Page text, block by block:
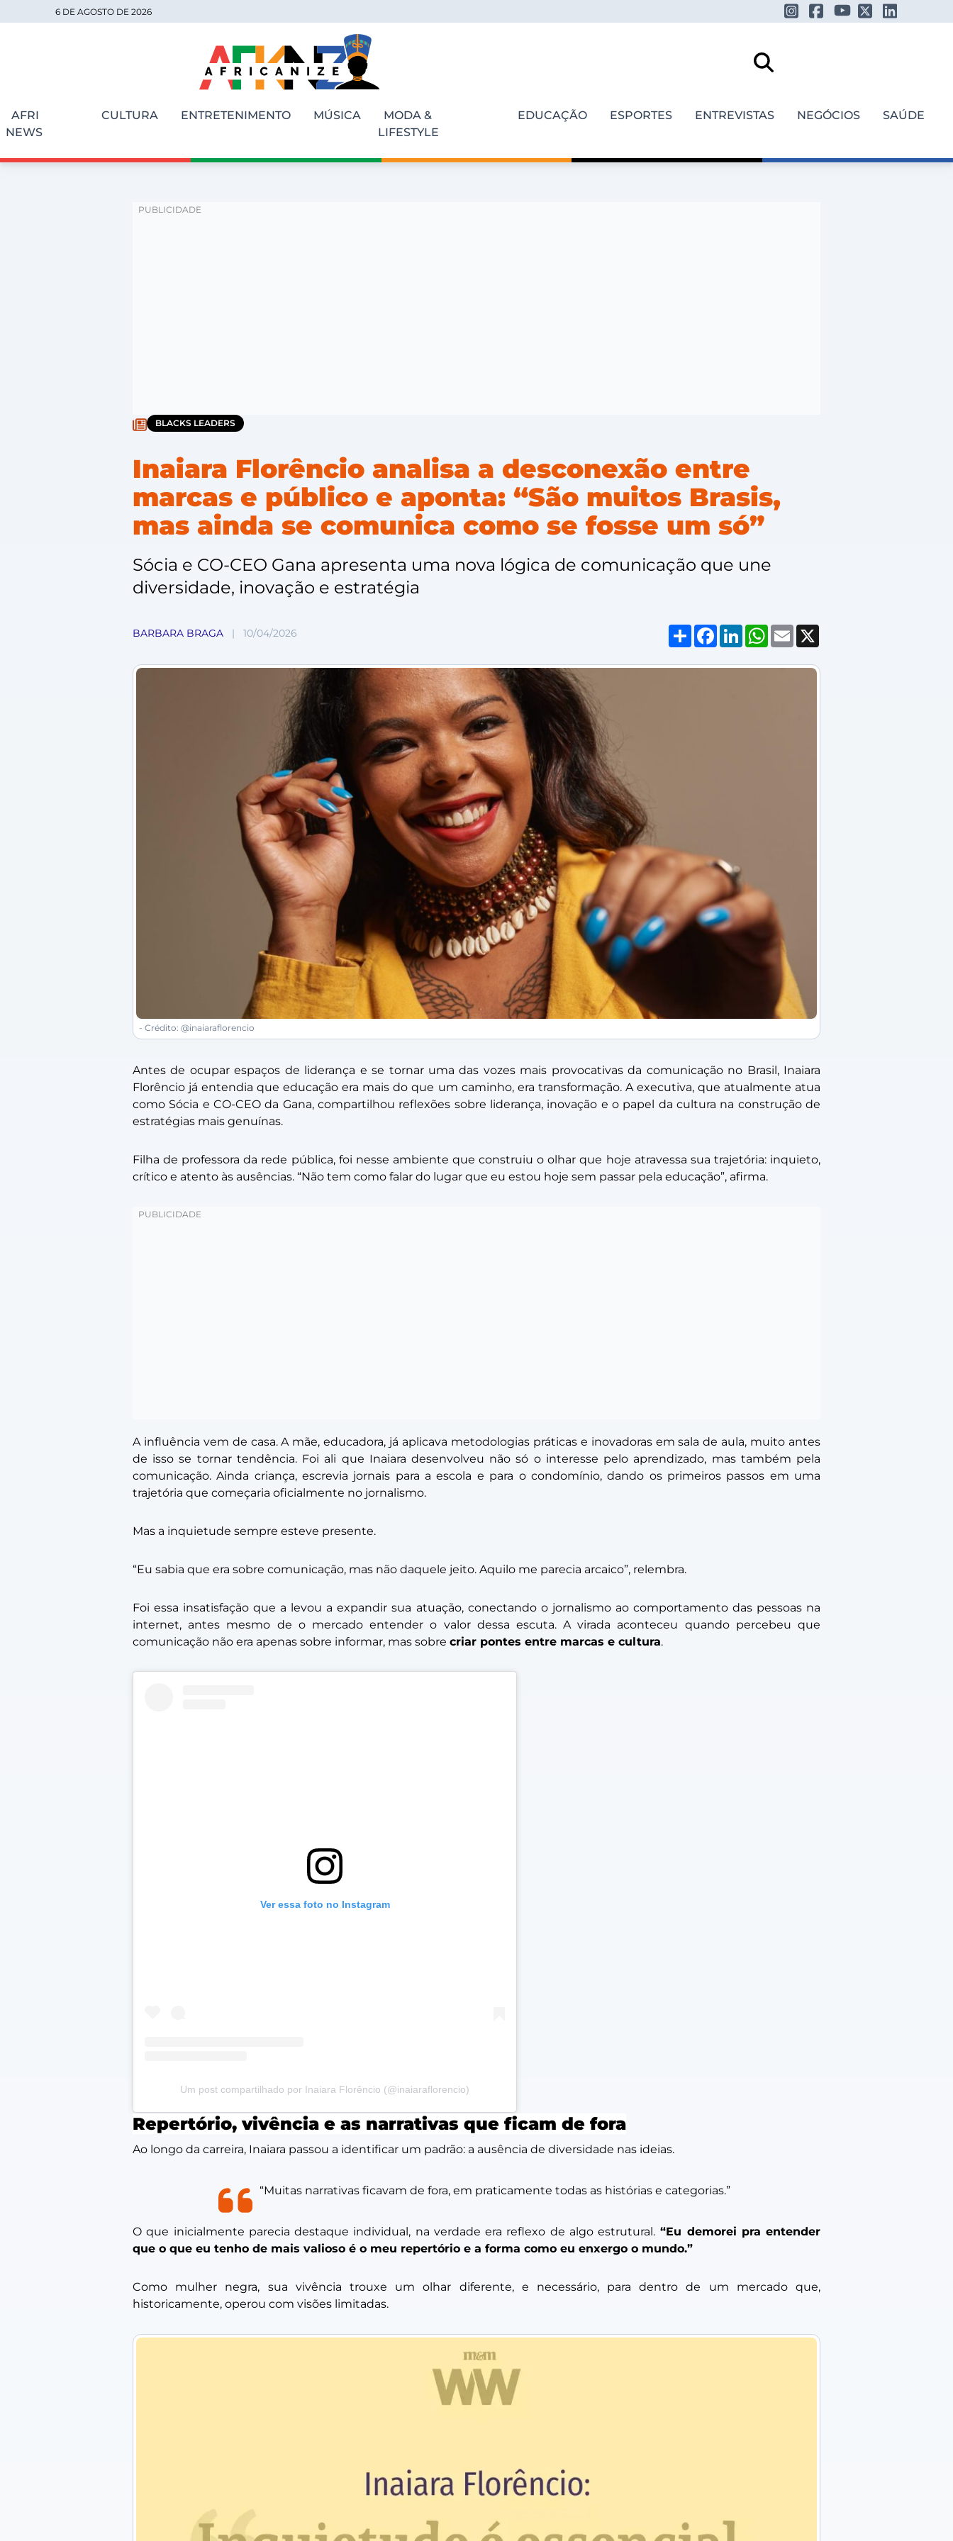
6 DE AGOSTO DE 2026
AFRI
NEWS
CULTURA ENTRETENIMENTO MÚSICA
MODA &
LIFESTYLE
EDUCAÇÃO ESPORTES ENTREVISTAS NEGÓCIOS SAÚDE
BLACKS LEADERS
Inaiara Florêncio analisa a desconexão entre
marcas e público e aponta: “São muitos Brasis,
mas ainda se comunica como se fosse um só”
Sócia e CO-CEO Gana apresenta uma nova lógica de comunicação que une
diversidade, inovação e estratégia
BARBARA BRAGA | 10/04/2026 Compartilhar
Facebook
LinkedInWhatsApp
Email
- Crédito: @inaiaraflorencio
Antes de ocupar espaços de liderança e se tornar uma das vozes mais provocativas da comunicação no Brasil, Inaiara
Florêncio já entendia que educação era mais do que um caminho, era transformação. A executiva, que atualmente atua
como Sócia e CO-CEO da Gana, compartilhou reflexões sobre liderança, inovação e o papel da cultura na construção de
estratégias mais genuínas.
Filha de professora da rede pública, foi nesse ambiente que construiu o olhar que hoje atravessa sua trajetória: inquieto,
crítico e atento às ausências. “Não tem como falar do lugar que eu estou hoje sem passar pela educação”, afirma.
A influência vem de casa. A mãe, educadora, já aplicava metodologias práticas e inovadoras em sala de aula, muito antes
de isso se tornar tendência. Foi ali que Inaiara desenvolveu não só o interesse pelo aprendizado, mas também pela
comunicação. Ainda criança, escrevia jornais para a escola e para o condomínio, dando os primeiros passos em uma
trajetória que começaria oficialmente no jornalismo.
Mas a inquietude sempre esteve presente.
“Eu sabia que era sobre comunicação, mas não daquele jeito. Aquilo me parecia arcaico”, relembra.
Foi essa insatisfação que a levou a expandir sua atuação, conectando o jornalismo ao comportamento das pessoas na
internet, antes mesmo de o mercado entender o valor dessa escuta. A virada aconteceu quando percebeu que
comunicação não era apenas sobre informar, mas sobre criar pontes entre marcas e cultura.
Ver essa foto no Instagram
Um post compartilhado por Inaiara Florêncio (@inaiaraflorencio)
Repertório, vivência e as narrativas que ficam de fora
Ao longo da carreira, Inaiara passou a identificar um padrão: a ausência de diversidade nas ideias.
“Muitas narrativas ficavam de fora, em praticamente todas as histórias e categorias.”
O que inicialmente parecia destaque individual, na verdade era reflexo de algo estrutural. “Eu demorei pra entender
que o que eu tenho de mais valioso é o meu repertório e a forma como eu enxergo o mundo.”
Como mulher negra, sua vivência trouxe um olhar diferente, e necessário, para dentro de um mercado que,
historicamente, operou com visões limitadas.